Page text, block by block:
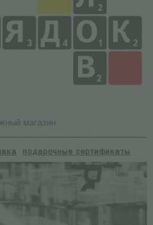
магазин
подарочные сертификаты